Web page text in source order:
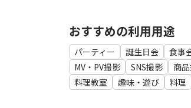
こたつ、
など
オプションでキッチンご利用
いません。調味料などをご利
おすすめの利用用途
パーティー 誕生日会 食事
MV・PV撮影
SNS撮影 商
料理教室
趣味・遊び 料理